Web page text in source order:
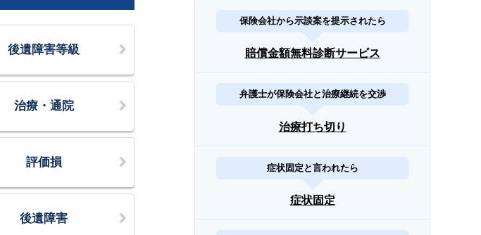
後遺障害等級
治療・通院
評価損
後遺障害
保険会社から示談案を提示されたら
賠償金額無料診断サービス
弁護士が保険会社と治療継続を交渉
治療打ち切り
症状固定と言われたら
症状固定